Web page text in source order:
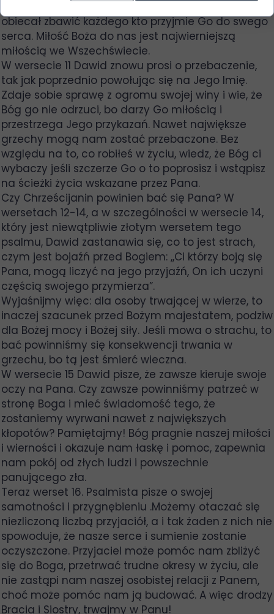
obiecał zbawić każdego kto przyjmie Go do swego
serca. Miłość Boża do nas jest najwierniejszą
miłością we Wszechświecie.
W wersecie 11 Dawid znowu prosi o przebaczenie,
tak jak poprzednio powołując się na Jego Imię.
Zdaje sobie sprawę z ogromu swojej winy i wie, że
Bóg go nie odrzuci, bo darzy Go miłością i
przestrzega Jego przykazań. Nawet największe
grzechy mogą nam zostać przebaczone. Bez
względu na to, co robiłeś w życiu, wiedz, że Bóg ci
wybaczy jeśli szczerze Go o to poprosisz i wstąpisz
na ścieżki życia wskazane przez Pana.
Czy Chrześcijanin powinien bać się Pana? W
wersetach 12-14, a w szczególności w wersecie 14,
który jest niewątpliwie złotym wersetem tego
psalmu, Dawid zastanawia się, co to jest strach,
czym jest bojaźń przed Bogiem: ,,Ci którzy boją się
Pana, mogą liczyć na jego przyjaźń, On ich uczyni
częścią swojego przymierza”.
Wyjaśnijmy więc: dla osoby trwającej w wierze, to
inaczej szacunek przed Bożym majestatem, podziw
dla Bożej mocy i Bożej siły. Jeśli mowa o strachu, to
bać powinniśmy się konsekwencji trwania w
grzechu, bo tą jest śmierć wieczna.
W wersecie 15 Dawid pisze, że zawsze kieruje swoje
oczy na Pana. Czy zawsze powinniśmy patrzeć w
stronę Boga i mieć świadomość tego, że
zostaniemy wyrwani nawet z największych
kłopotów? Pamiętajmy! Bóg pragnie naszej miłości
i wierności i okazuje nam łaskę i pomoc, zapewnia
nam pokój od złych ludzi i powszechnie
panującego zła.
Teraz werset 16. Psalmista pisze o swojej
samotności i przygnębieniu .Możemy otaczać się
niezliczoną liczbą przyjaciół, a i tak żaden z nich nie
spowoduje, że nasze serce i sumienie zostanie
oczyszczone. Przyjaciel może pomóc nam zbliżyć
się do Boga, przetrwać trudne okresy w życiu, ale
nie zastąpi nam naszej osobistej relacji z Panem,
choć może pomóc nam ją budować. A więc drodzy
Bracia i Siostry, trwajmy w Panu!